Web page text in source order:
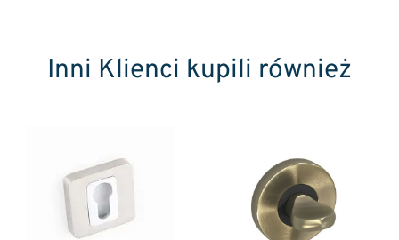
Inni Klienci kupili również